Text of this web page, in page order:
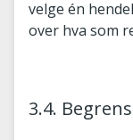
velge én
over hva som
3.4.